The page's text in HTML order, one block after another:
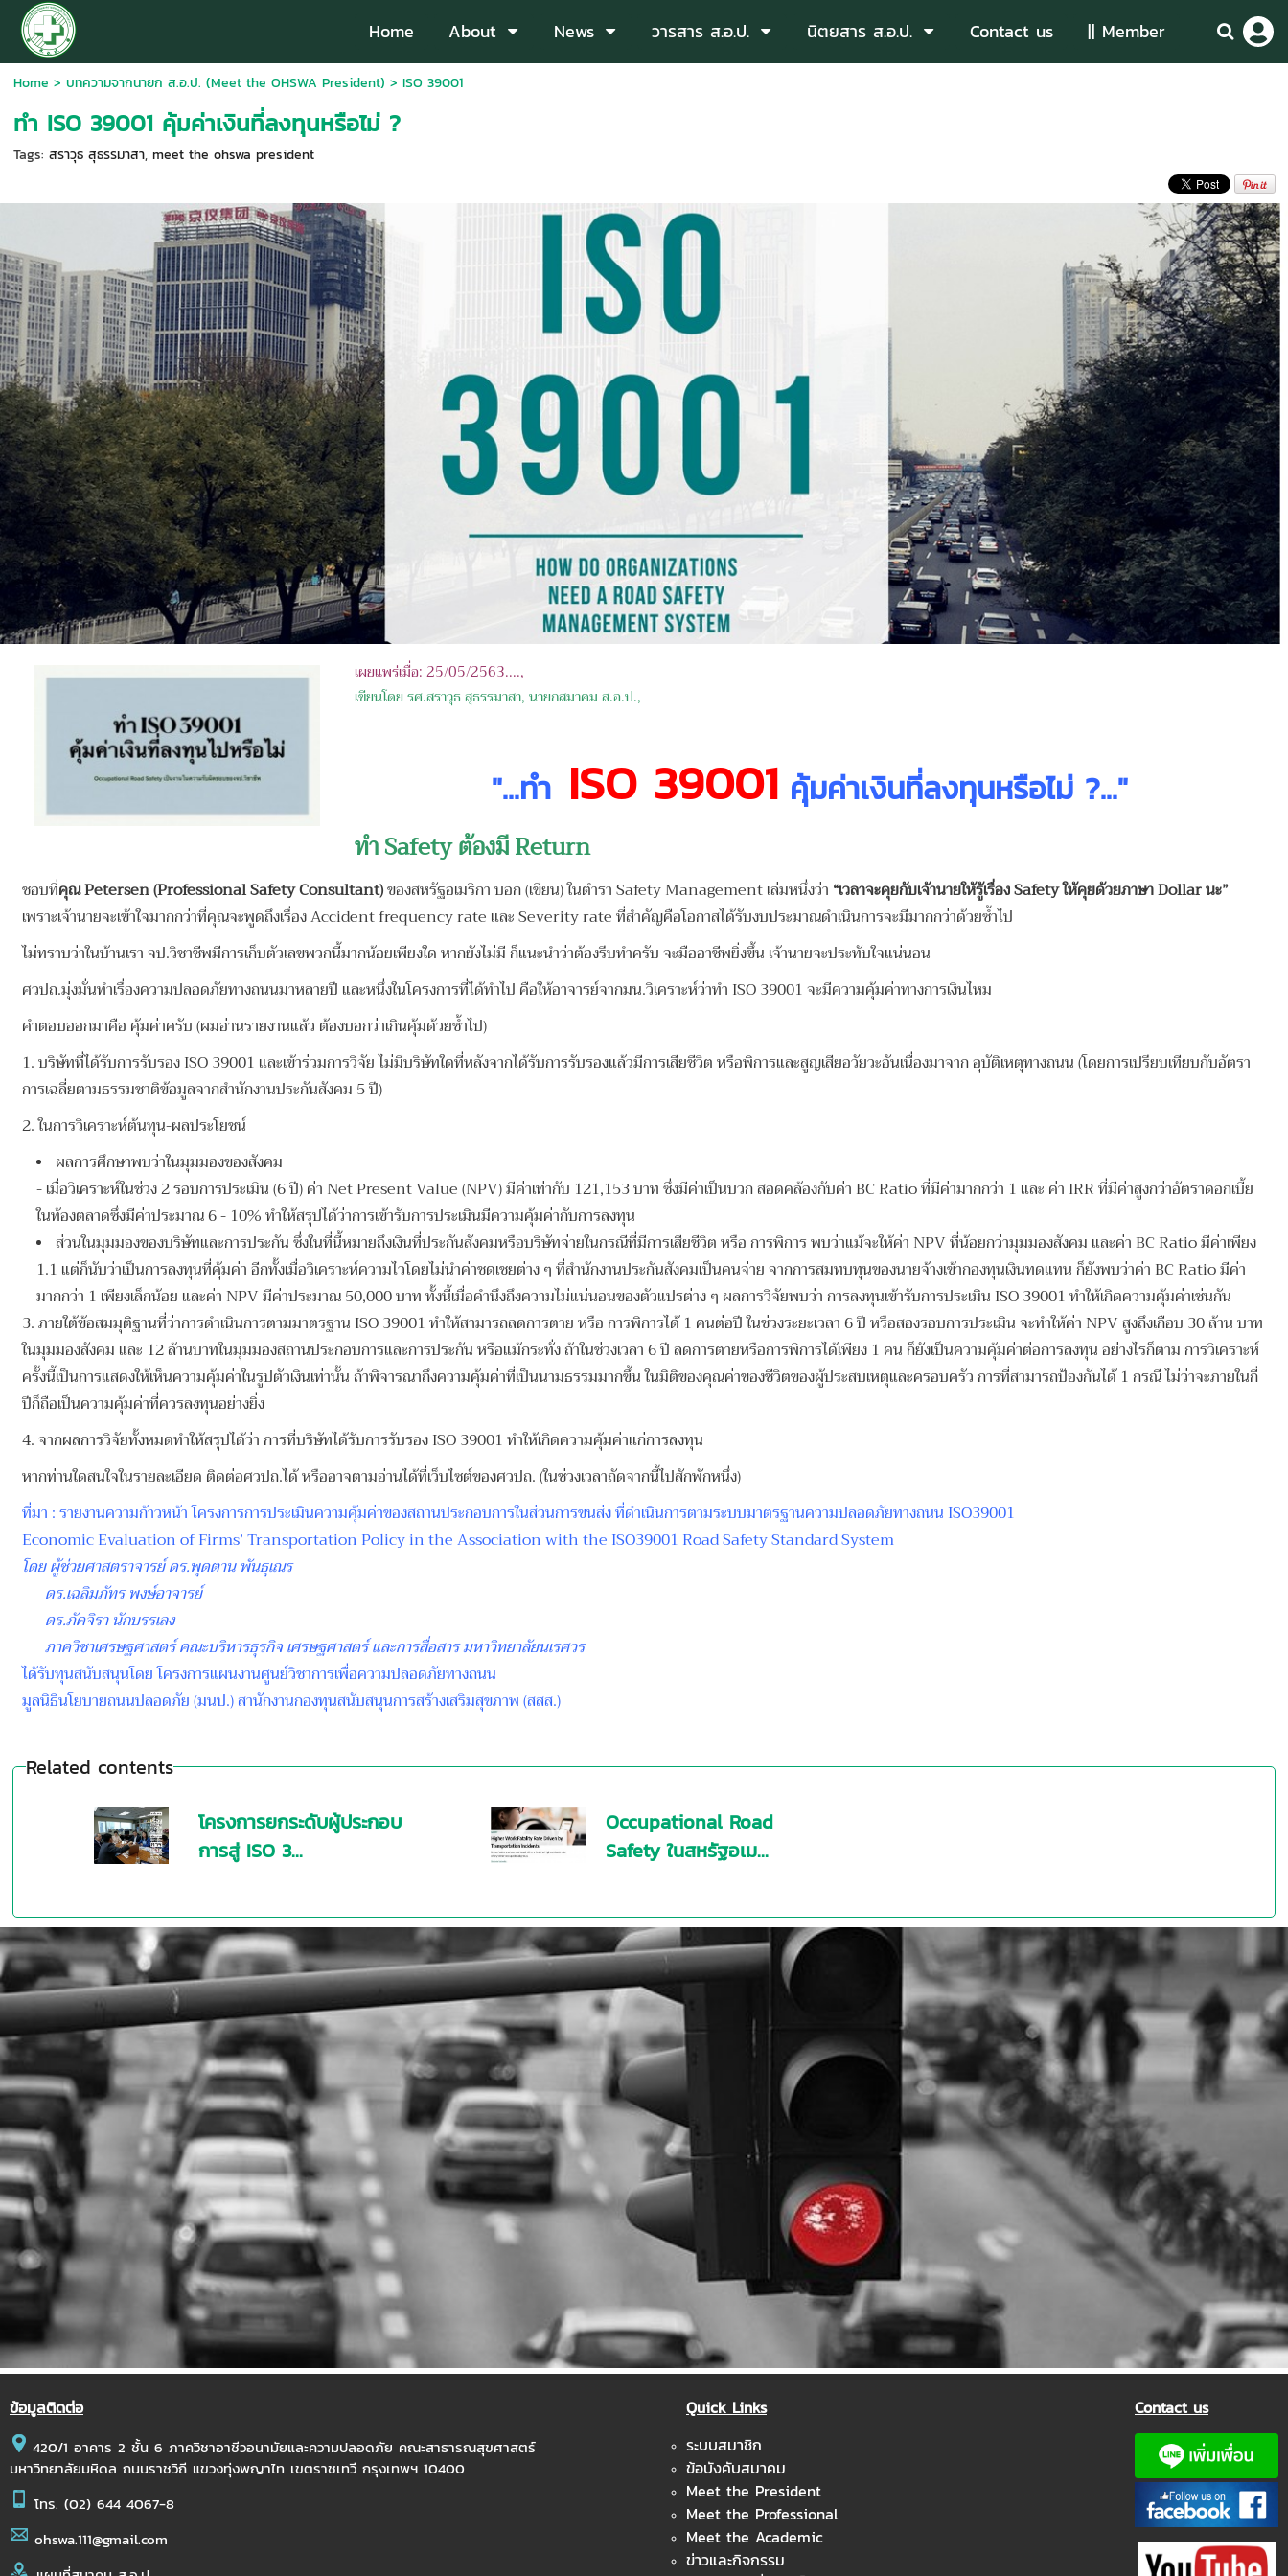
Home About News วารสาร ส.อ.ป. นิตยสาร ส.อ.ป. Contact us || Member
Home > บทความจากนายก ส.อ.ป. (Meet the OHSWA President) > ISO 39001
ทำ ISO 39001 คุ้มค่าเงินที่ลงทุนหรือไม่ ?
Tags: สราวุธ สุธรรมาสา, meet the ohswa president
เผยแพร่เมื่อ: 25/05/2563....,
เขียนโดย รศ.สราวุธ สุธรรมาสา, นายกสมาคม ส.อ.ป.,
"...ทำ ISO 39001 คุ้มค่าเงินที่ลงทุนหรือไม่ ?..."
ทำ Safety ต้องมี Return
ชอบที่คุณ Petersen (Professional Safety Consultant)ของสหรัฐอเมริกา บอก (เขียน) ในตำรา Safety Management เล่มหนึ่งว่า “เวลาจะคุยกับเจ้านายให้รู้เรื่อง Safety ให้คุยด้วยภาษา Dollar นะ”​
เพราะเจ้านายจะเข้าใจมากกว่าที่คุณจะพูดถึงเรื่อง Accident frequency rate และ Severity rate ที่สำคัญคือโอกาสได้รับงบประมาณดำเนินการจะมีมากกว่าด้วยซ้ำไป
ไม่ทราบว่าในบ้านเรา จป.วิชาชีพมีการเก็บตัวเลขพวกนี้มากน้อยเพียงใด หากยังไม่มี ก็แนะนำว่าต้องรีบทำครับ จะมืออาชีพยิ่งขึ้น เจ้านายจะประทับใจแน่นอน
ศวปถ.มุ่งมั่นทำเรื่องความปลอดภัยทางถนนมาหลายปี และหนึ่งในโครงการที่ได้ทำไป คือให้อาจารย์จากมน.วิเคราะห์ว่าทำ ISO 39001 จะมีความคุ้มค่าทางการเงินไหม
คำตอบออกมาคือ คุ้มค่าครับ (ผมอ่านรายงานแล้ว ต้องบอกว่าเกินคุ้มด้วยซ้ำไป)
1. บริษัทที่ได้รับการรับรอง ISO 39001 และเข้าร่วมการวิจัย ไม่มีบริษัทใดที่หลังจากได้รับการรับรองแล้วมีการเสียชีวิต หรือพิการและสูญเสียอวัยวะอันเนื่องมาจาก อุบัติเหตุทางถนน (โดยการเปรียบเทียบกับอัตรา
การเฉลี่ยตามธรรมชาติข้อมูลจากสำนักงานประกันสังคม 5 ปี)
2. ในการวิเคราะห์ต้นทุน-ผลประโยชน์
ผลการศึกษาพบว่าในมุมมองของสังคม
- เมื่อวิเคราะห์ในช่วง 2 รอบการประเมิน (6 ปี) ค่า Net Present Value (NPV) มีค่าเท่ากับ 121,153 บาท ซึ่งมีค่าเป็นบวก สอดคล้องกับค่า BC Ratio ที่มีค่ามากกว่า 1 และ ค่า IRR ที่มีค่าสูงกว่าอัตราดอกเบี้ย
ในท้องตลาดซึ่งมีค่าประมาณ 6 - 10% ทำให้สรุปได้ว่าการเข้ารับการประเมินมีความคุ้มค่ากับการลงทุน
ส่วนในมุมมองของบริษัทและการประกัน ซึ่งในที่นี้หมายถึงเงินที่ประกันสังคมหรือบริษัทจ่ายในกรณีที่มีการเสียชีวิต หรือ การพิการ พบว่าแม้จะให้ค่า NPV ที่น้อยกว่ามุมมองสังคม และค่า BC Ratio มีค่าเพียง
1.1 แต่ก็นับว่าเป็นการลงทุนที่คุ้มค่า อีกทั้งเมื่อวิเคราะห์ความไวโดยไม่นำค่าชดเชยต่าง ๆ ที่สำนักงานประกันสังคมเป็นคนจ่าย จากการสมทบทุนของนายจ้างเข้ากองทุนเงินทดแทน ก็ยังพบว่าค่า BC Ratio มีค่า
มากกว่า 1 เพียงเล็กน้อย และค่า NPV มีค่าประมาณ 50,000 บาท ทั้งนี้เมื่อคำนึงถึงความไม่แน่นอนของตัวแปรต่าง ๆ ผลการวิจัยพบว่า การลงทุนเข้ารับการประเมิน ISO 39001 ทำให้เกิดความคุ้มค่าเช่นกัน
3. ภายใต้ข้อสมมุติฐานที่ว่าการดำเนินการตามมาตรฐาน ISO 39001 ทำให้สามารถลดการตาย หรือ การพิการได้ 1 คนต่อปี ในช่วงระยะเวลา 6 ปี หรือสองรอบการประเมิน จะทำให้ค่า NPV สูงถึงเกือบ 30 ล้าน บาท
ในมุมมองสังคม และ 12 ล้านบาทในมุมมองสถานประกอบการและการประกัน หรือแม้กระทั่ง ถ้าในช่วงเวลา 6 ปี ลดการตายหรือการพิการได้เพียง 1 คน ก็ยังเป็นความคุ้มค่าต่อการลงทุน อย่างไรก็ตาม การวิเคราะห์
ครั้งนี้เป็นการแสดงให้เห็นความคุ้มค่าในรูปตัวเงินเท่านั้น ถ้าพิจารณาถึงความคุ้มค่าที่เป็นนามธรรมมากขึ้น ในมิติของคุณค่าของชีวิตของผู้ประสบเหตุและครอบครัว การที่สามารถป้องกันได้ 1 กรณี ไม่ว่าจะภายในกี่
ปีก็ถือเป็นความคุ้มค่าที่ควรลงทุนอย่างยิ่ง
4. จากผลการวิจัยทั้งหมดทำให้สรุปได้ว่า การที่บริษัทได้รับการรับรอง ISO 39001 ทำให้เกิดความคุ้มค่าแก่การลงทุน
หากท่านใดสนใจในรายละเอียด ติดต่อศวปถ.ได้ หรืออาจตามอ่านได้ที่เว็บไซต์ของศวปถ. (ในช่วงเวลาถัดจากนี้ไปสักพักหนึ่ง)
ที่มา : รายงานความก้าวหน้า โครงการการประเมินความคุ้มค่าของสถานประกอบการในส่วนการขนส่ง ที่ดำเนินการตามระบบมาตรฐานความปลอดภัยทางถนน ISO39001
Economic Evaluation of Firms’ Transportation Policy in the Association with the ISO39001 Road Safety Standard System
โดยผู้ช่วยศาสตราจารย์ ดร.พุดตาน พันธุเณร
ดร.เฉลิมภัทร พงษ์อาจารย์
ดร.ภัคจิรา นักบรรเลง
ภาควิชาเศรษฐศาสตร์ คณะบริหารธุรกิจ เศรษฐศาสตร์ และการสื่อสาร มหาวิทยาลัยนเรศวร
ได้รับทุนสนับสนุนโดย โครงการแผนงานศูนย์วิชาการเพื่อความปลอดภัยทางถนน
มูลนิธินโยบายถนนปลอดภัย (มนป.) สานักงานกองทุนสนับสนุนการสร้างเสริมสุขภาพ (สสส.)
Related contents
โครงการยกระดับผู้ประกอบ
การสู่ ISO 3...
Occupational Road
Safety ในสหรัฐอเม...
ข้อมูลติดต่อ
420/1 อาคาร 2 ชั้น 6 ภาควิชาอาชีวอนามัยและความปลอดภัย คณะสาธารณสุขศาสตร์
มหาวิทยาลัยมหิดล ถนนราชวิถี แขวงทุ่งพญาไท เขตราชเทวี กรุงเทพฯ 10400
โทร. (02) 644 4067-8
ohswa.111@gmail.com
Quick Links
ระบบสมาชิก
ข้อบังคับสมาคม
Meet the President
Meet the Professional
Meet the Academic
ข่าวและกิจกรรม
Contact us